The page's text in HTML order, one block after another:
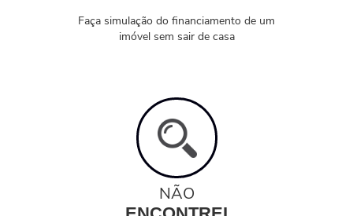
Faça simulação do financiamento de um
imóvel sem sair de casa
NÃO